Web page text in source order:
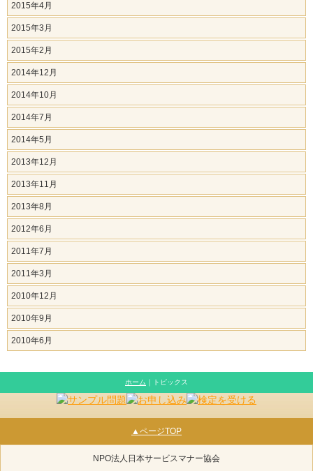
2015年4月
2015年3月
2015年2月
2014年12月
2014年10月
2014年7月
2014年5月
2013年12月
2013年11月
2013年8月
2012年6月
2011年7月
2011年3月
2010年12月
2010年9月
2010年6月
ホーム ｜トピックス
▲ページTOP
NPO法人日本サービスマナー協会